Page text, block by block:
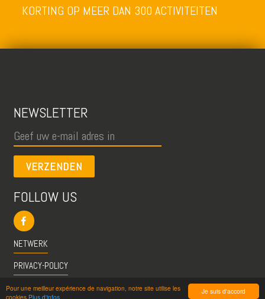
Je suis d'accord
Pour une meilleur expérience de navigation, notre site utilise les
cookies Plus d'infos
KORTING OP MEER DAN 300 ACTIVITEITEN
NEWSLETTER
VERZENDEN
FOLLOW US
NETWERK
PRIVACY-POLICY
CGU